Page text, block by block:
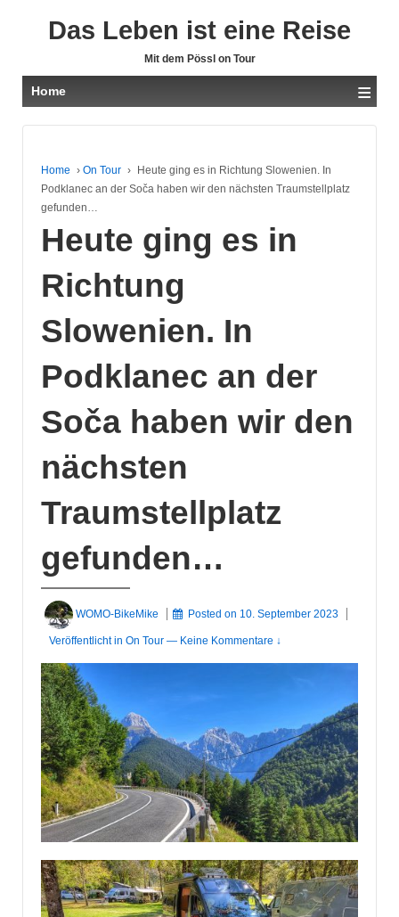
Das Leben ist eine Reise
Mit dem Pössl on Tour
Home ≡
Home › On Tour ›
Heute ging es in Richtung Slowenien. In
Podklanec an der Soča haben wir den nächsten Traumstellplatz
gefunden…
Heute ging es in
Richtung
Slowenien. In
Podklanec an der
Soča haben wir den
nächsten
Traumstellplatz
gefunden…
WOMO-BikeMike Posted on 10. September 2023
Veröffentlicht in On Tour — Keine Kommentare ↓